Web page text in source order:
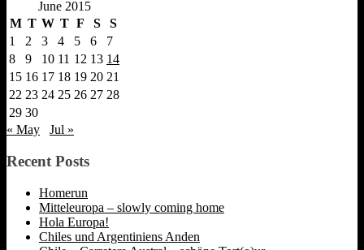
June 2015
M T W T F S
S
1
2 3 4 5 6
7
8
9 10 11 12 13 14
15 16 17 18 19 20 21
22 23 24 25 26 27 28
29 30
« May
Jul »
Recent Posts
Homerun
Mitteleuropa – slowly coming home
Hola Europa!
Chiles und Argentiniens Anden